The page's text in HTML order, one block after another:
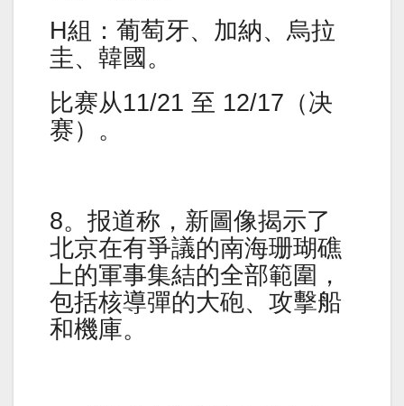
H組：葡萄牙、加納、烏拉
圭、韓國。
比赛从11/21 至 12/17（决
赛）。
8。报道称，新圖像揭示了
北京在有爭議的南海珊瑚礁
上的軍事集結的全部範圍，
包括核導彈的大砲、攻擊船
和機庫。